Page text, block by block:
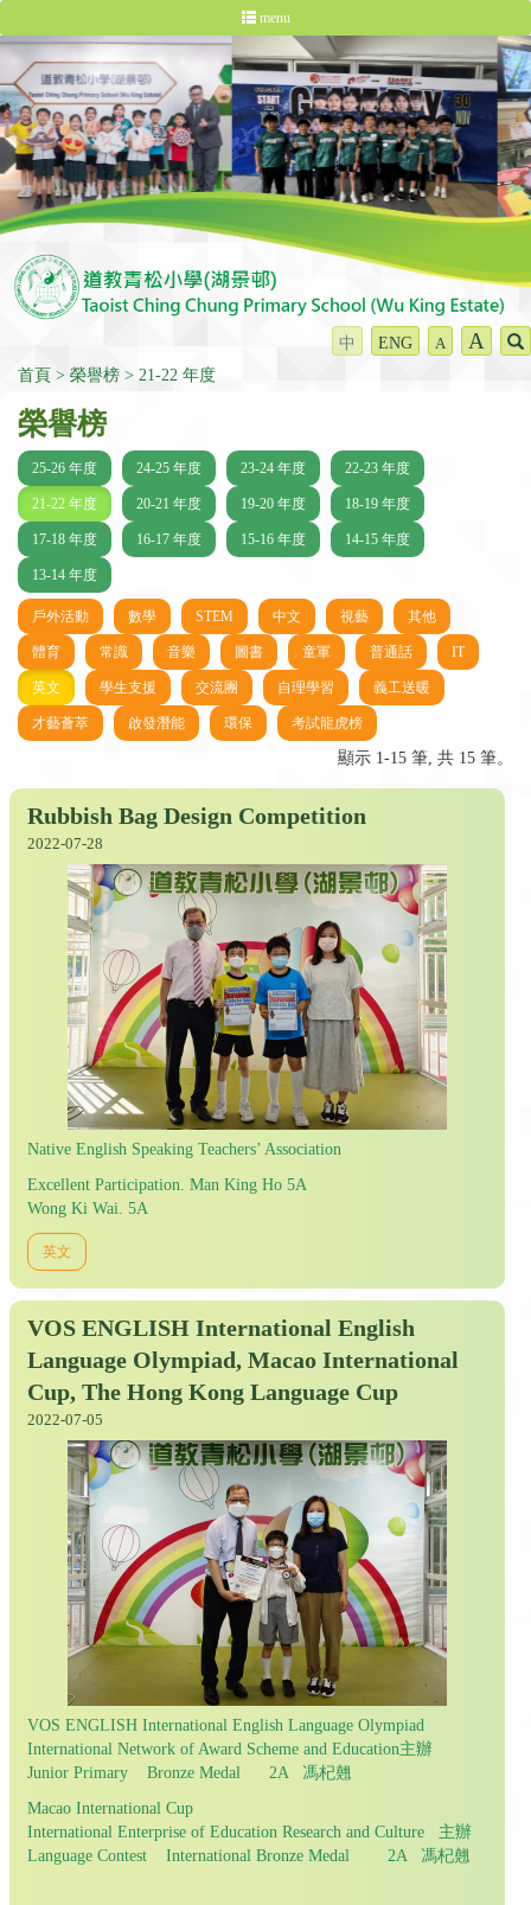
menu
中 ENG A A
首頁 榮譽榜 21-22 年度
榮譽榜
25-26 年度 24-25 年度 23-24 年度 22-23 年度
21-22 年度 20-21 年度 19-20 年度 18-19 年度
17-18 年度 16-17 年度 15-16 年度 14-15 年度
13-14 年度
戶外活動 數學 STEM 中文 視藝 其他
體育 常識 音樂 圖書 童軍 普通話 IT
英文 學生支援 交流團 自理學習 義工送暖
才藝薈萃 啟發潛能 環保 考試龍虎榜
顯示 1-15 筆, 共 15 筆。
Rubbish Bag Design Competition
2022-07-28
Native English Speaking Teachers’ Association
Excellent Participation. Man King Ho 5A
Wong Ki Wai. 5A
英文
VOS ENGLISH International English
Language Olympiad, Macao International
Cup, The Hong Kong Language Cup
2022-07-05
VOS ENGLISH International English Language Olympiad
International Network of Award Scheme and Education主辦
Junior Primary Bronze Medal 2A 馮杞翹
Macao International Cup
International Enterprise of Education Research and Culture 主辦
Language Contest International Bronze Medal 2A 馮杞翹